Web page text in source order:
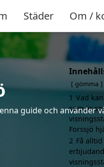
Städer Om /
guide och använder
gömma
1 Vad
som är
Forssjö
2 Få